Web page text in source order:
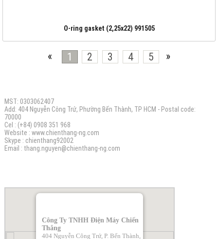
O-ring gasket (2,25x22) 991505
« 1 2 3 4 5 »
MST: 0303062407
Add: 404 Nguyễn Công Trứ, Phường Bến Thành, TP HCM - Postal code:
70000
Cel : (+84) 0908 351 968
Website : www.chienthang-ng.com
Skype : chienthang92002
Email : thang.nguyen@chienthang-ng.com
Công Ty TNHH Điện Máy Chiến
Thắng
404 Nguyễn Công Trứ, P. Bến Thành,